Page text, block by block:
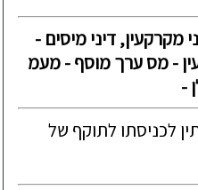
מקרקעין, דיני מיסים -
- מס ערך מוסף - מעמ
-
לכניסתו לתוקף של